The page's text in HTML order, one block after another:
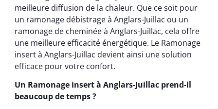
meilleure diffusion de la chaleur. Que ce soit pour
un ramonage débistrage à Anglars-Juillac ou un
ramonage de cheminée à Anglars-Juillac, cela offre
une meilleure efficacité énergétique. Le Ramonage
insert à Anglars-Juillac devient ainsi une solution
efficace pour votre confort.
Un Ramonage insert à Anglars-Juillac prend-il
beaucoup de temps ?